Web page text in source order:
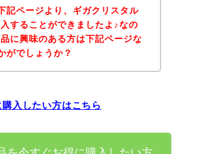
記ページより、ギガクリスタル
することができましたよ♪なの
に興味のある方は下記ページな
がでしょうか？
入したい方はこちら